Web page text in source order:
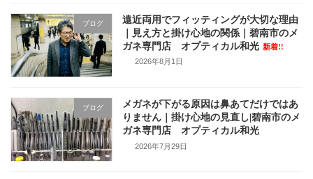
ブログ
遠近両用でフィッティングが大切な理由
｜見え方と掛け心地の関係｜碧南市のメ
ガネ専門店 オプティカル和光 新着!!
2026年8月1日
ブログ
メガネが下がる原因は鼻あてだけではあ
りません｜掛け心地の見直し|碧南市のメ
ガネ専門店 オプティカル和光
2026年7月29日